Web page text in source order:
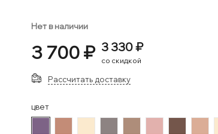
Нет в наличии
3 700 ₽ 3 330 ₽
со скидкой
Рассчитать доставку
цвет